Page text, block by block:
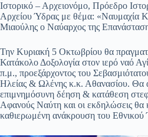
Ιστορικό – Αρχειονόμο, Πρόεδρο
Αρχείου Ύδρας με θέμα: «Ναυμαχία
Μιαούλης ο Ναύαρχος της
Την Κυριακή 5 Οκτωβρίου θα
Κατάκολο Δοξολογία στον ιερό ναό
π.μ., προεξάρχοντος του
Ηλείας & Ωλένης κ.κ. Αθανασίου. Θα
επιμνημόσυνη δέηση & κατάθεση
Αφανούς Ναύτη και οι εκδηλώσεις θα
καθιερωμένη ανάκρουση του